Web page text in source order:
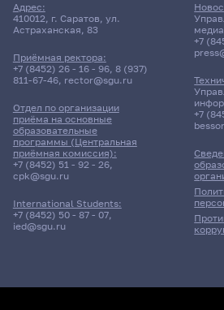
Адрес:
410012, г. Саратов, ул.
Астраханская, 83
Приёмная ректора:
+7 (8452) 26 - 16 - 96, 8 (937)
811-67-46, rector@sgu.ru
Отдел по организации
приёма на основные
образовательные
программы (Центральная
приёмная комиссия):
+7 (8452) 51 - 92 - 26,
cpk@sgu.ru
International Students:
+7 (8452) 50 - 87 - 07,
ied@sgu.ru
+7
+7